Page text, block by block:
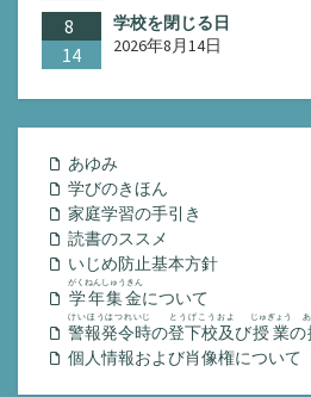
8
14
学校を閉じる日
2026年8月14日
あゆみ
学びのきほん
家庭学習の手引き
読書のススメ
いじめ防止基本方針
学年集金
がくねんしゅうきん
について
警報発令時
けいほうはつれいじ
の登下校及
とうげこうおよ
び授業
じゅぎょう
の
個人情報および肖像権について